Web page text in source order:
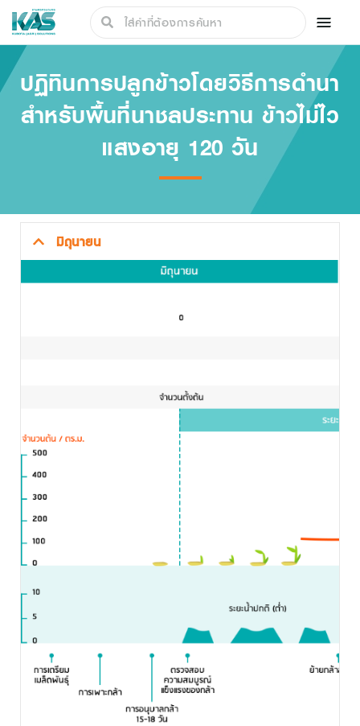
ปฏิทินการปลูกข้าวโดยวิธีการดำนา
สำหรับพื้นที่นาชลประทาน ข้าวไม่ไว
แสงอายุ 120 วัน
มิถุนายน